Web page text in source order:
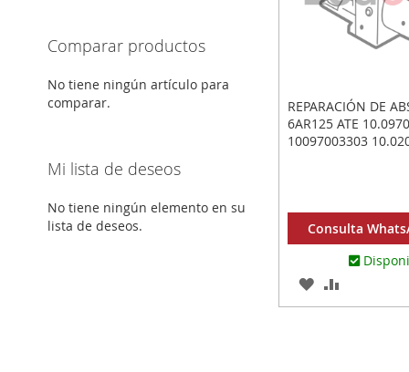
REPARACIÓN DE
6AR125 ATE
10097003303
Consulta
AGREGAR
A
PARA
Comparar productos
No tiene ningún artículo para
comparar.
Mi lista de deseos
No tiene ningún elemento en su
lista de deseos.